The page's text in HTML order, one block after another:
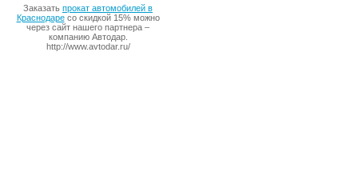
Заказать прокат автомобилей в
Краснодаресо скидкой 15% можно
через сайт нашего партнера –
компанию Автодар.
http://www.avtodar.ru/